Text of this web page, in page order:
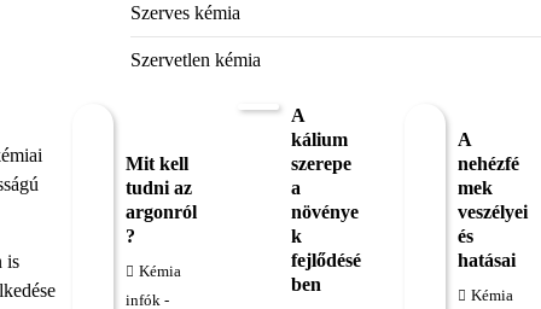
is
Szerves kémia
Szervetlen kémia
Mit kell
tudni az
argonról
?
Kémia
infók -
A
kálium
szerepe
a
növénye
k
fejlődésé
ben
A
nehézfé
mek
veszélyei
és
hatásai
Kémia